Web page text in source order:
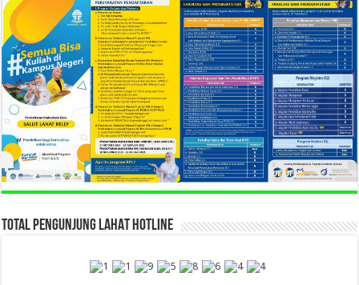
TOTAL PENGUNJUNG LAHAT HOTLINE